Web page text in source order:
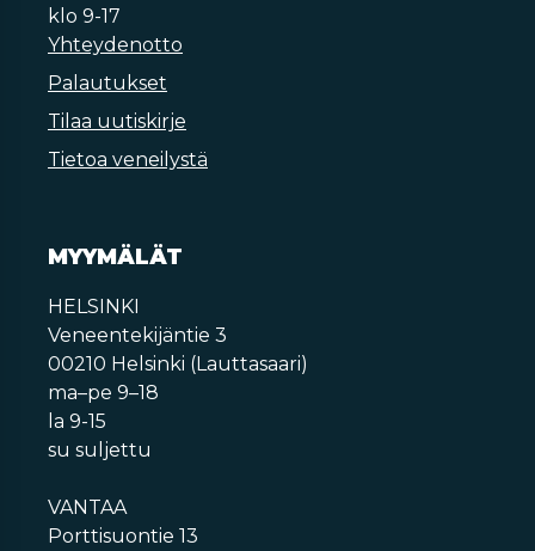
klo 9-17
Yhteydenotto
Palautukset
Tilaa uutiskirje
Tietoa veneilystä
MYYMÄLÄT
HELSINKI
Veneentekijäntie 3
00210 Helsinki (Lauttasaari)
ma–pe 9–18
la 9-15
su suljettu
VANTAA
Porttisuontie 13